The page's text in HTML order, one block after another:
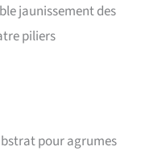
jaunissement des
piliers
pour agrumes